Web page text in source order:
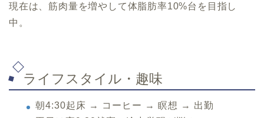
現在は、筋肉量を増やして体脂肪率10%台を目指し
中。
ライフスタイル・趣味
朝4:30起床 → コーヒー → 瞑想 → 出勤